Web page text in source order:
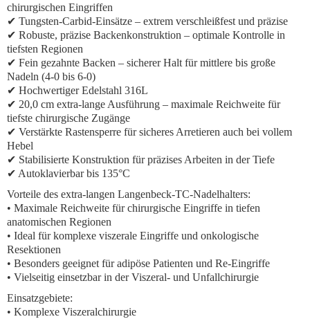
chirurgischen Eingriffen
✔ Tungsten-Carbid-Einsätze – extrem verschleißfest und präzise
✔ Robuste, präzise Backenkonstruktion – optimale Kontrolle in
tiefsten Regionen
✔ Fein gezahnte Backen – sicherer Halt für mittlere bis große
Nadeln (4-0 bis 6-0)
✔ Hochwertiger Edelstahl 316L
✔ 20,0 cm extra-lange Ausführung – maximale Reichweite für
tiefste chirurgische Zugänge
✔ Verstärkte Rastensperre für sicheres Arretieren auch bei vollem
Hebel
✔ Stabilisierte Konstruktion für präzises Arbeiten in der Tiefe
✔ Autoklavierbar bis 135°C
Vorteile des extra-langen Langenbeck-TC-Nadelhalters:
• Maximale Reichweite für chirurgische Eingriffe in tiefen
anatomischen Regionen
• Ideal für komplexe viszerale Eingriffe und onkologische
Resektionen
• Besonders geeignet für adipöse Patienten und Re-Eingriffe
• Vielseitig einsetzbar in der Viszeral- und Unfallchirurgie
Einsatzgebiete:
• Komplexe Viszeralchirurgie